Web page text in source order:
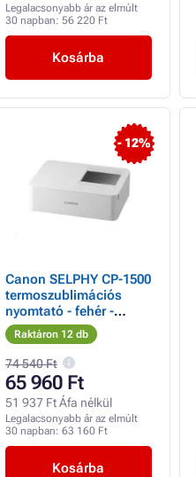
Legalacsonyabb ár az elmúlt
30 napban: 56 220 Ft
Kosárba
- 12%
Canon SELPHY CP-1500
termoszublimációs
nyomtató - fehér -
nyomtatási készlet
papírok RP-54
Raktáron 12 db
74 540 Ft
65 960 Ft
51 937 Ft Áfa nélkül
Legalacsonyabb ár az elmúlt
30 napban: 63 160 Ft
Kosárba